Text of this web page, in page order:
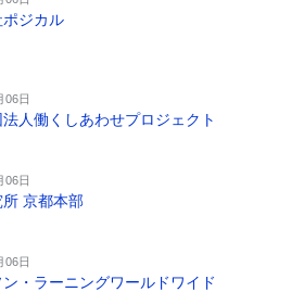
ジカル
06日
人働くしあわせプロジェクト
06日
所 京都本部
06日
・ラーニングワールドワイド